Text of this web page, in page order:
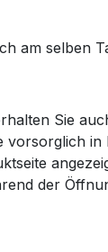
am selben
Sie
vorsorglich
der